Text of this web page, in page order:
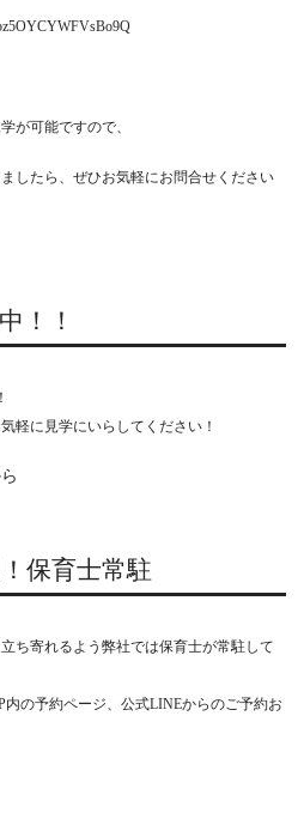
が可能ですので、
したら、ぜひお気軽にお問合せください
！！
軽に見学にいらしてください！
保育士常駐
ち寄れるよう弊社では保育士が常駐して
の予約ページ、公式LINEからのご予約お